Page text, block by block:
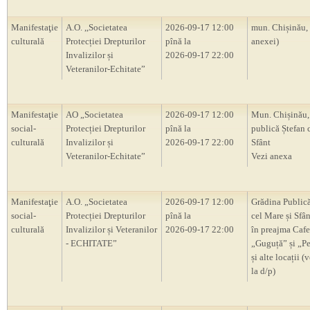
Manifestaţie
culturală
A.O. ,,Societatea
Protecției Drepturilor
Invalizilor și
Veteranilor-Echitate”
2026-09-17 12:00
pînă la
2026-09-17 22:00
mun.
anexei)
Manifestaţie
social-
culturală
AO „Societatea
Protecției Drepturilor
Invalizilor și
Veteranilor-Echitate”
2026-09-17 12:00
pînă la
2026-09-17 22:00
Mun.
publică Ștefan
Sfânt
Vezi anexa
Manifestaţie
social-
culturală
A.O. „Societatea
Protecției Drepturilor
Invalizilor și Veteranilor
- ECHITATE”
2026-09-17 12:00
pînă la
2026-09-17 22:00
Grădina
cel Mare și
în preajma
„Guguță” și
și alte locații
la d/p)